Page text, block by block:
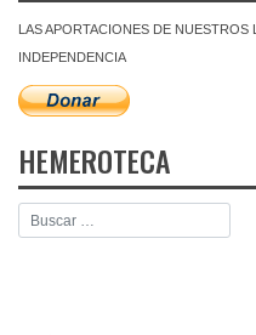
LAS APORTACIONES DE
INDEPENDENCIA
HEMEROTECA